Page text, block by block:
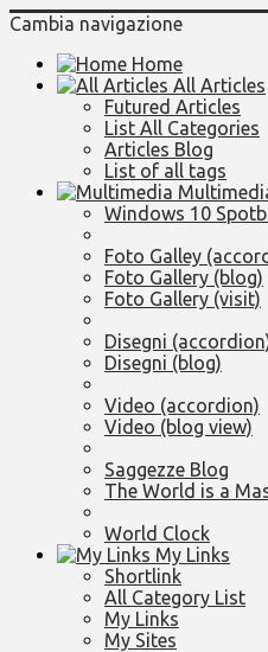
Cambia navigazione
Home
All Articles
Futured Articles
List All Categories
Articles Blog
List of all tags
Windows 10
Foto Galley
Foto Gallery (blog)
Foto Gallery (visit)
Disegni
Disegni (blog)
Video (accordion)
Video (blog view)
Saggezze Blog
The World is a
World Clock
My Links
Shortlink
All Category List
My Links
My Sites